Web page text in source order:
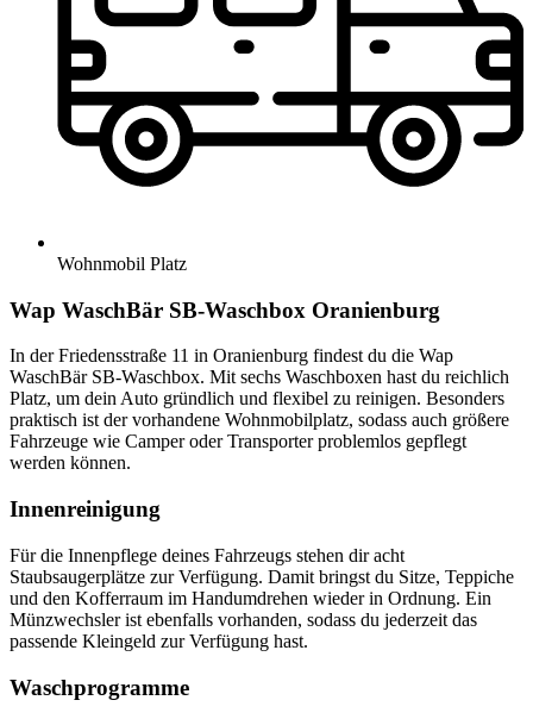
Wohnmobil Platz
Wap WaschBär SB-Waschbox Oranienburg
In der Friedensstraße 11 in Oranienburg findest du die Wap
WaschBär SB-Waschbox. Mit sechs Waschboxen hast du reichlich
Platz, um dein Auto gründlich und flexibel zu reinigen. Besonders
praktisch ist der vorhandene Wohnmobilplatz, sodass auch größere
Fahrzeuge wie Camper oder Transporter problemlos gepflegt
werden können.
Innenreinigung
Für die Innenpflege deines Fahrzeugs stehen dir acht
Staubsaugerplätze zur Verfügung. Damit bringst du Sitze, Teppiche
und den Kofferraum im Handumdrehen wieder in Ordnung. Ein
Münzwechsler ist ebenfalls vorhanden, sodass du jederzeit das
passende Kleingeld zur Verfügung hast.
Waschprogramme